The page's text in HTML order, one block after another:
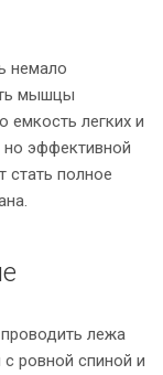
немало
мышцы
емкость легких и
эффективной
стать полное
лежа
ровной спиной и